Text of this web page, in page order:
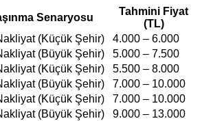
Senaryosu
Tahmini Fiyat
(TL)
(Küçük Şehir)
4.000 – 6.000
(Büyük Şehir)
5.000 – 7.500
(Küçük Şehir)
5.500 – 8.000
(Büyük Şehir)
7.000 – 10.000
(Küçük Şehir)
7.000 – 10.000
(Büyük Şehir)
9.000 – 13.000